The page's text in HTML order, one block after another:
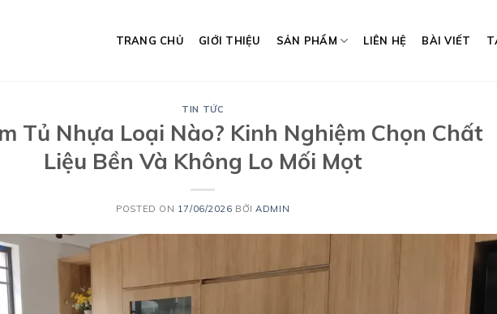
TRANG CHỦ GIỚI THIỆU SẢN PHẨM LIÊN HỆ BÀI VIẾT
TIN TỨC
Tủ Nhựa Loại Nào? Kinh Nghiệm Chọn Chất
Liệu Bền Và Không Lo Mối Mọt
POSTED ON 17/06/2026 BỞIADMIN